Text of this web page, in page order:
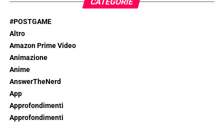
#POSTGAME
Altro
Amazon Prime Video
Animazione
Anime
AnswerTheNerd
App
Approfondimenti
Approfondimenti